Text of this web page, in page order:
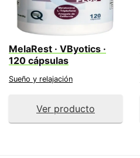
MelaRest · VByotics ·
120 cápsulas
Sueño y relajación
Ver producto